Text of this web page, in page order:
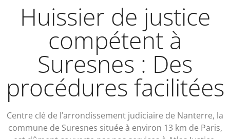
Huissier de justice
compétent à
Suresnes : Des
procédures facilitées
Centre clé de l’arrondissement judiciaire de Nanterre, la
commune de Suresnes située à environ 13 km de Paris,